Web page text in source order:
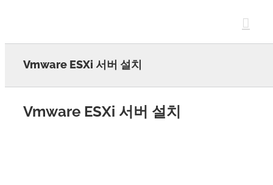
Vmware ESXi 서버 설치
Vmware ESXi 서버 설치